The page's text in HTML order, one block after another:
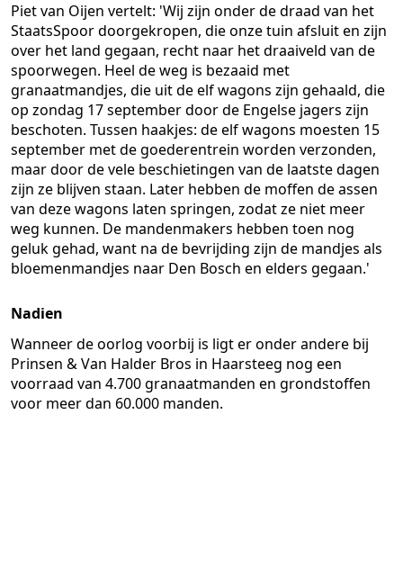
Piet van Oijen vertelt: 'Wij zijn onder de draad van het
StaatsSpoor doorgekropen, die onze tuin afsluit en zijn
over het land gegaan, recht naar het draaiveld van de
spoorwegen. Heel de weg is bezaaid met
granaatmandjes, die uit de elf wagons zijn gehaald, die
op zondag 17 september door de Engelse jagers zijn
beschoten. Tussen haakjes: de elf wagons moesten 15
september met de goederentrein worden verzonden,
maar door de vele beschietingen van de laatste dagen
zijn ze blijven staan. Later hebben de moffen de assen
van deze wagons laten springen, zodat ze niet meer
weg kunnen. De mandenmakers hebben toen nog
geluk gehad, want na de bevrijding zijn de mandjes als
bloemenmandjes naar Den Bosch en elders gegaan.'
Nadien
Wanneer de oorlog voorbij is ligt er onder andere bij
Prinsen & Van Halder Bros in Haarsteeg nog een
voorraad van 4.700 granaatmanden en grondstoffen
voor meer dan 60.000 manden.